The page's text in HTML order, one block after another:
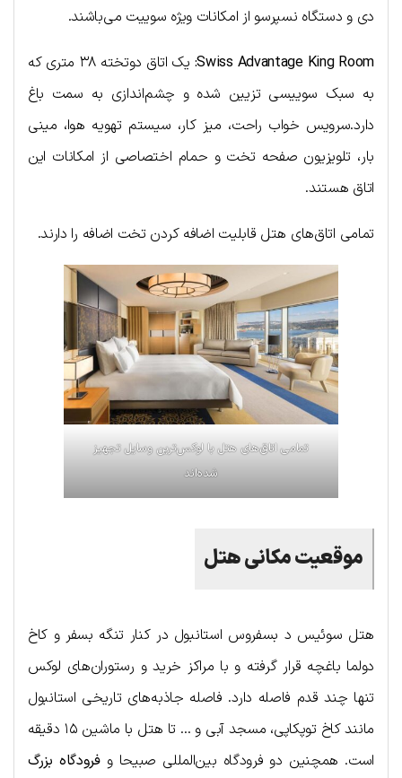
دی و دستگاه نسپرسو از امکانات ویژه سوییت می‌باشند.
Swiss Advantage King Room:
یک اتاق دوتخته ۳۸ متری که
به سبک سوییسی تزیین شده و چشم‌اندازی به سمت باغ
دارد.سرویس خواب راحت، میز کار، سیستم تهویه هوا، مینی
بار، تلویزیون صفحه تخت و حمام اختصاصی از امکانات این
اتاق هستند.
تمامی اتاق‌های هتل قابلیت اضافه کردن تخت اضافه را دارند.
تمامی اتاق‌های هتل با لوکس‌ترین وسایل تجهیز
شده‌اند
موقعیت مکانی هتل
هتل سوئیس د بسفروس استانبول در کنار تنگه بسفر و کاخ
دولما باغچه قرار گرفته و با مراکز خرید و رستوران‌های لوکس
تنها چند قدم فاصله دارد. فاصله جاذبه‌های تاریخی استانبول
مانند کاخ توپکاپی، مسجد آبی و … تا هتل با ماشین ۱۵ دقیقه
است. همچنین دو فرودگاه بین‌المللی صبیحا وفرودگاه بزرگ